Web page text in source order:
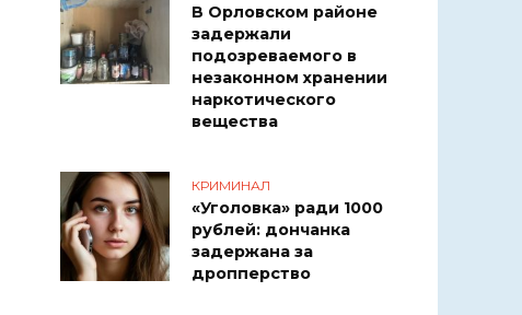
В Орловском районе
задержали
подозреваемого в
незаконном хранении
наркотического
вещества
КРИМИНАЛ
«Уголовка» ради 1000
рублей: дончанка
задержана за
дропперство